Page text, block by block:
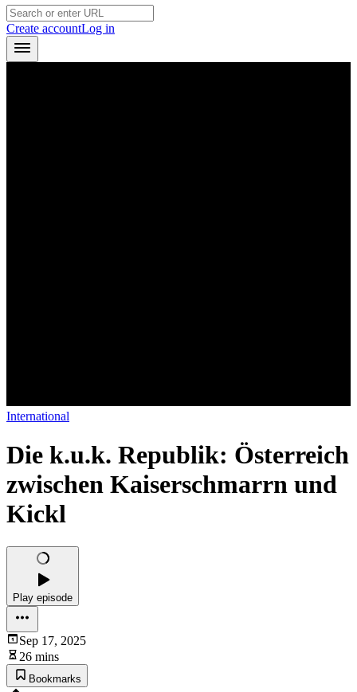
Create accountLog in
International
Die k.u.k. Republik: Österreich
zwischen Kaiserschmarrn und
Kickl
Play episode
Sep 17, 2025
26 mins
Bookmarks